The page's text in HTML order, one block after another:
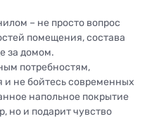
– не просто вопрос
помещения, состава
за домом.
потребностям,
и не бойтесь современных
напольное покрытие
но и подарит чувство